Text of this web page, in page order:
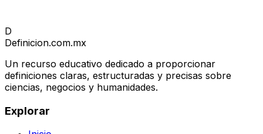
D
Definicion.com.mx
Un recurso educativo dedicado a proporcionar
definiciones claras, estructuradas y precisas sobre
ciencias, negocios y humanidades.
Explorar